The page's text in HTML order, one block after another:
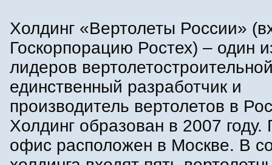
Холдинг «Вертолеты России»
Госкорпорацию Ростех) – один
лидеров
единственный разработчик и
производитель вертолетов в
Холдинг образован в 2007 году.
офис расположен в Москве. В